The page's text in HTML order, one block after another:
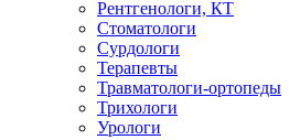
Рентгенологи, КТ
Стоматологи
Сурдологи
Терапевты
Травматологи-ортопеды
Трихологи
Урологи